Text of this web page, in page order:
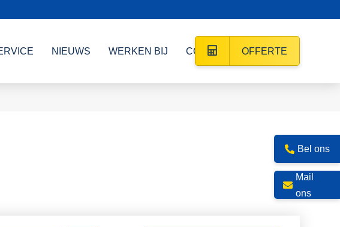
NIEUWS WERKEN BIJ CONTACT OFFERTE
Bel ons
Mail
ons